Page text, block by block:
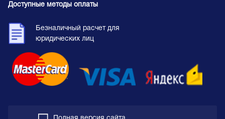
Доступные методы оплаты
Безналичный расчет для
юридических лиц